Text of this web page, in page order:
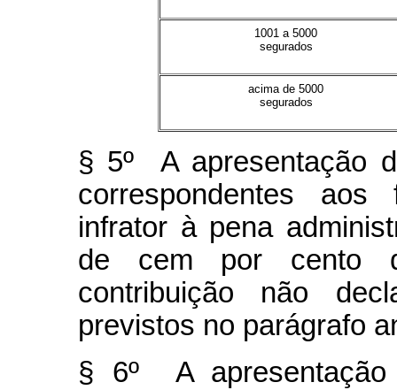
1001 a 5000
segurados
acima de 5000
segurados
§ 5º A apresentação
correspondentes
infrator à pena
de cem por cento
contribuição não
previstos no parágrafo
§ 6º A